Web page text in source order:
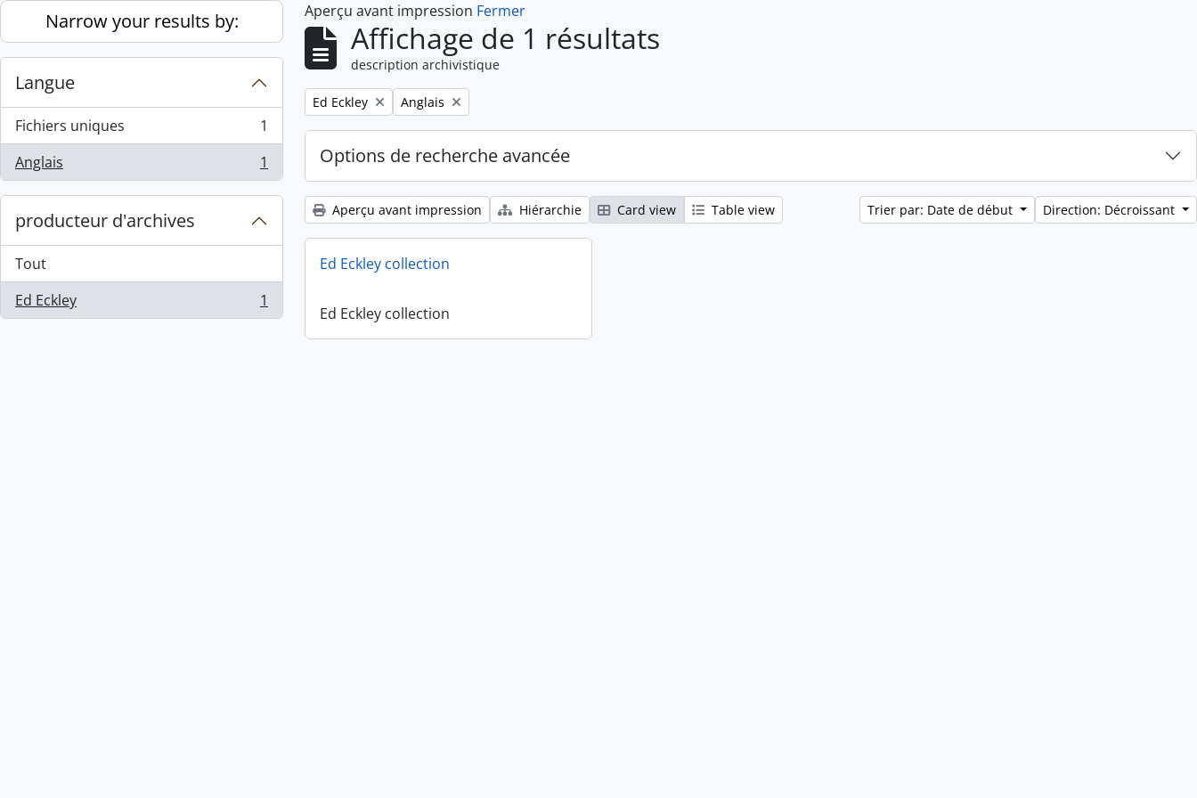
Skip to main content
Narrow your results by:
Langue
Fichiers uniques
, 1 résultats
1
Anglais
, 1 résultats 1
producteur d'archives
Tout
Ed Eckley
, 1 résultats 1
Aperçu avant impression Fermer
Affichage de 1 résultats
description archivistique
Remove filter:
Ed Eckley Remove filter:
Anglais
Options de recherche avancée
Aperçu avant impression Hiérarchie Card view Table view Trier par: Date de début Direction: Décroissant
Ed Eckley collection
Ed Eckley collection